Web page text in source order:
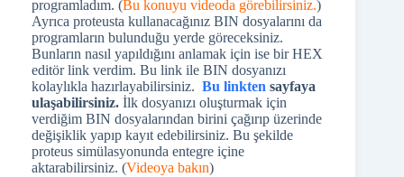
programladım. (Bu konuyu videoda görebilirsiniz.)
Ayrıca proteusta kullanacağınız BIN dosyalarını da
programların bulunduğu yerde göreceksiniz.
Bunların nasıl yapıldığını anlamak için ise bir HEX
editör link verdim. Bu link ile BIN dosyanızı
kolaylıkla hazırlayabilirsiniz. Bu linkten sayfaya
ulaşabilirsiniz. İlk dosyanızı oluşturmak için
verdiğim BIN dosyalarından birini çağırıp üzerinde
değişiklik yapıp kayıt edebilirsiniz. Bu şekilde
proteus simülasyonunda entegre içine
aktarabilirsiniz. (Videoya bakın)